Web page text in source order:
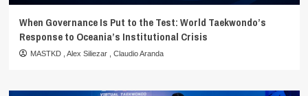
When Governance Is Put to the Test: World Taekwondo’s
Response to Oceania’s Institutional Crisis
MASTKD Alex Siliezar Claudio Aranda